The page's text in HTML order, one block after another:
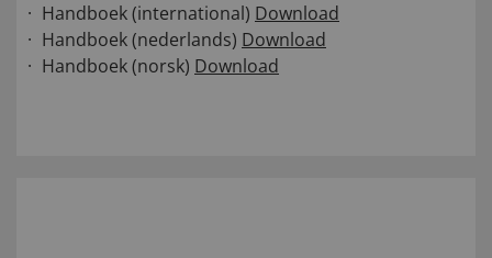
Handboek (international) Download
Handboek (nederlands) Download
Handboek (norsk) Download